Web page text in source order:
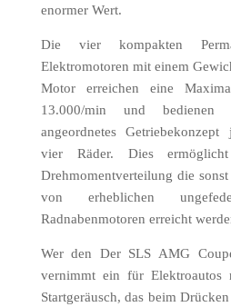
enormer Wert.
Die vier kompakten
Elektromotoren mit einem
Motor erreichen eine
13.000/min und bedienen
angeordnetes
vier Räder. Dies
Drehmomentverteilung die
von erheblichen
Radnabenmotoren erreicht
Wer den Der SLS AMG
vernimmt ein für Elektroautos
Startgeräusch, das beim